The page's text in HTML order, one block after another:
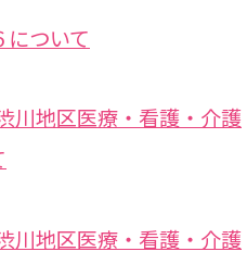
ついて
川地区医療・看護・介護
川地区医療・看護・介護